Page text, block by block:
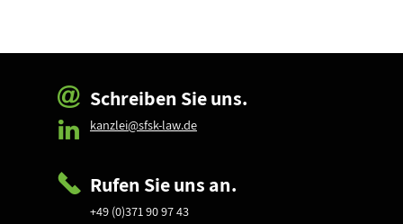
Schreiben Sie uns.
kanzlei@sfsk-law.de
Rufen Sie uns an.
+49 (0)371 90 97 43